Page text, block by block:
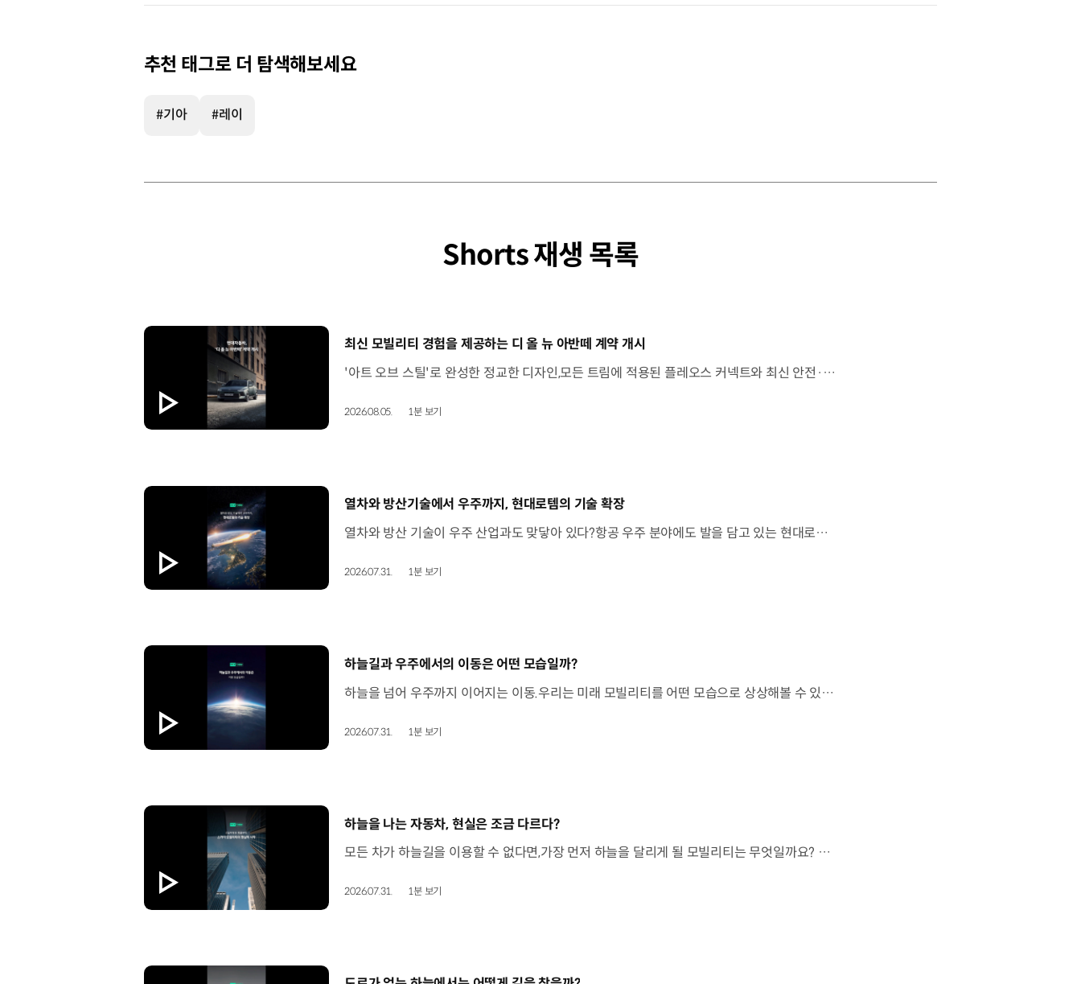
추천 태그로 더 탐색해보세요
#기아 #레이
Shorts 재생 목록
[동영상]
최신 모빌리티 경험을 제공하는 디 올 뉴 아반떼 계약 개시
'아트 오브 스틸'로 완성한 정교한 디자인,모든 트림에 적용된 플레오스 커넥트와 최신 안전·편의 사양까지. 차급 이상의 가치를 담은디 올 뉴 아반떼가 계약을 시작했습니다. #현대자동차 #디올뉴아반떼 #아반떼 #플레오스커넥트 #GleoAI #준중형세단 #세단
2026.08.05. 1분 보기
[동영상]
열차와 방산기술에서 우주까지, 현대로템의 기술 확장
열차와 방산 기술이 우주 산업과도 맞닿아 있다?항공 우주 분야에도 발을 담고 있는 현대로템 현대진행형 팟캐스트 EP.20에서 확인하세요.📻 #현대자동차그룹 #현대진행형 #모빌리티팟캐스트 #현대로템 #하늘길 #스카이모빌리티 #우주 #우주항공 #자율주행 #모빌리티
2026.07.31. 1분 보기
[동영상]
하늘길과 우주에서의 이동은 어떤 모습일까?
하늘을 넘어 우주까지 이어지는 이동.우리는 미래 모빌리티를 어떤 모습으로 상상해볼 수 있을까요? 현대진행형 팟캐스트 EP.20에서 확인하세요.📻 #현대자동차그룹 #현대진행형 #모빌리티팟캐스트 #하늘길 #스카이모빌리티 #우주 #우주항공 #자율주행 #모빌리티
2026.07.31. 1분 보기
[동영상]
하늘을 나는 자동차, 현실은 조금 다르다?
모든 차가 하늘길을 이용할 수 없다면,가장 먼저 하늘을 달리게 될 모빌리티는 무엇일까요? 현대진행형 팟캐스트 EP.20에서 확인하세요.📻 #현대자동차그룹 #현대진행형 #모빌리티팟캐스트 #하늘길 #스카이모빌리티 #우주 #우주항공 #자율주행 #모빌리티
2026.07.31. 1분 보기